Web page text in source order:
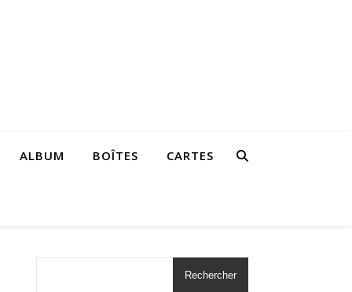
ALBUM BOÎTES CARTES
Rechercher